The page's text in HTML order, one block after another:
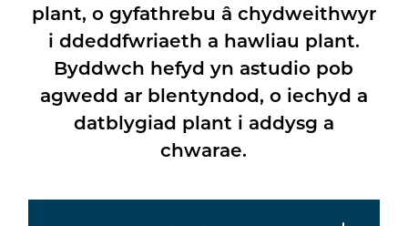
plant, o gyfathrebu â chydweithwyr
i ddeddfwriaeth a hawliau plant.
Byddwch hefyd yn astudio pob
agwedd ar blentyndod, o iechyd a
datblygiad plant i addysg a
chwarae.